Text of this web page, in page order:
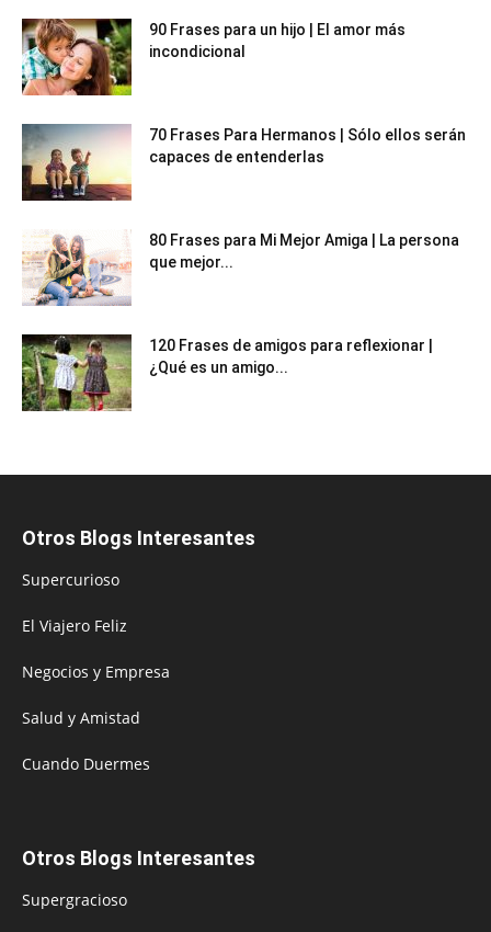
90 Frases para un hijo | El amor más
incondicional
70 Frases Para Hermanos | Sólo ellos serán
capaces de entenderlas
80 Frases para Mi Mejor Amiga | La persona
que mejor...
120 Frases de amigos para reflexionar |
¿Qué es un amigo...
Otros Blogs Interesantes
Supercurioso
El Viajero Feliz
Negocios y Empresa
Salud y Amistad
Cuando Duermes
Otros Blogs Interesantes
Supergracioso